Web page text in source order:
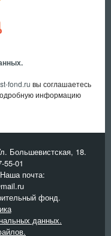
fond.ru вы соглашаетесь
информацию
Большевистская, 18.
55-01
почта:
фонд.
данных.